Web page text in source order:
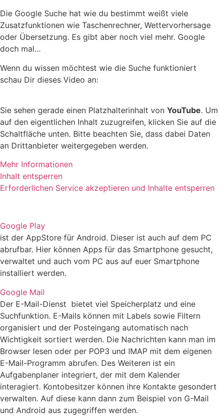
Die Google Suche hat wie du bestimmt weißt viele
Zusatzfunktionen wie Taschenrechner, Wettervorhersage
oder Übersetzung. Es gibt aber noch viel mehr. Google
doch mal…
Wenn du wissen möchtest wie die Suche funktioniert
schau Dir dieses Video an:
Sie sehen gerade einen Platzhalterinhalt von YouTube. Um
auf den eigentlichen Inhalt zuzugreifen, klicken Sie auf die
Schaltfläche unten. Bitte beachten Sie, dass dabei Daten
an Drittanbieter weitergegeben werden.
Mehr Informationen
Inhalt entsperren
Erforderlichen Service akzeptieren und Inhalte entsperren
Google Play
ist der AppStore für Android. Dieser ist auch auf dem PC
abrufbar. Hier können Apps für das Smartphone gesucht,
verwaltet und auch vom PC aus auf euer Smartphone
installiert werden.
Google Mail
Der E-Mail-Dienst bietet viel Speicherplatz und eine
Suchfunktion. E-Mails können mit Labels sowie Filtern
organisiert und der Posteingang automatisch nach
Wichtigkeit sortiert werden. Die Nachrichten kann man im
Browser lesen oder per POP3 und IMAP mit dem eigenen
E-Mail-Programm abrufen. Des Weiteren ist ein
Aufgabenplaner integriert, der mit dem Kalender
interagiert. Kontobesitzer können ihre Kontakte gesondert
verwalten. Auf diese kann dann zum Beispiel von G-Mail
und Android aus zugegriffen werden.